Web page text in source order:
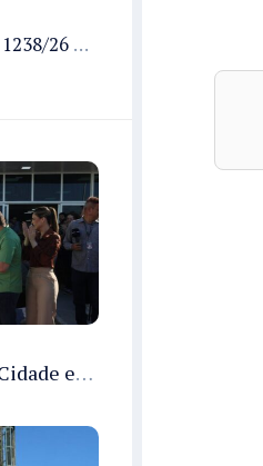
Projeto de Lei 1238/26 propõe validação automática do Cadastro Ambiental Rural para imóveis de até quatro módulos fiscais
Governador Roberto Cidade entrega readequação do ambulatório da FCecon e amplia capacidade de atendimento oncológico em Manaus